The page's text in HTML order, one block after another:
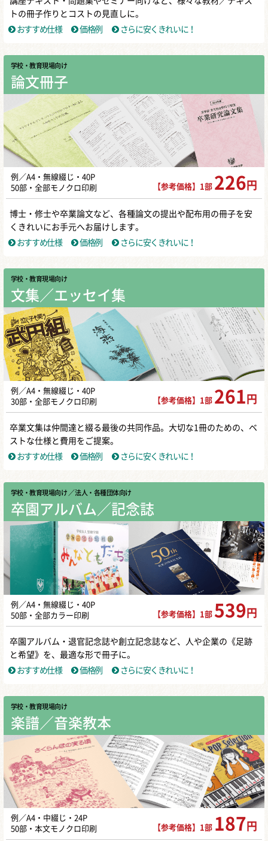
トの冊子作りとコストの見直しに。
おすすめ仕様
価格例 さらに安くきれいに！
学校・教育現場向け
論文冊子
例／A4・無線綴じ・40P
50部・全部モノクロ印刷
【参考価格】1部 226 円
博士・修士や卒業論文など、各種論文の提出や配布用の冊子を安
くきれいにお手元へお届けします。
おすすめ仕様
価格例 さらに安くきれいに！
学校・教育現場向け
文集／エッセイ集
例／A4・無線綴じ・40P
30部・全部モノクロ印刷
【参考価格】1部 261 円
卒業文集は仲間達と綴る最後の共同作品。大切な1冊のための、ベ
ストな仕様と費用をご提案。
おすすめ仕様
価格例 さらに安くきれいに！
学校・教育現場向け ／ 法人・各種団体向け
卒園アルバム／記念誌
例／A4・無線綴じ・40P
50部・全部カラー印刷
【参考価格】1部 539 円
卒園アルバム・退官記念誌や創立記念誌など、人や企業の《足跡
と希望》を、最適な形で冊子に。
おすすめ仕様
価格例 さらに安くきれいに！
学校・教育現場向け
楽譜／音楽教本
例／A4・中綴じ・24P
50部・本文モノクロ印刷
【参考価格】1部 187 円